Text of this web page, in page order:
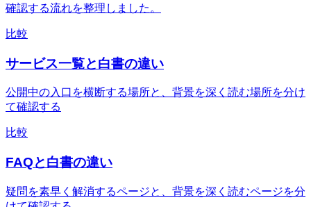
確認する流れを整理しました。
比較
サービス一覧と白書の違い
公開中の入口を横断する場所と、背景を深く読む場所を分け
て確認する
比較
FAQと白書の違い
疑問を素早く解消するページと、背景を深く読むページを分